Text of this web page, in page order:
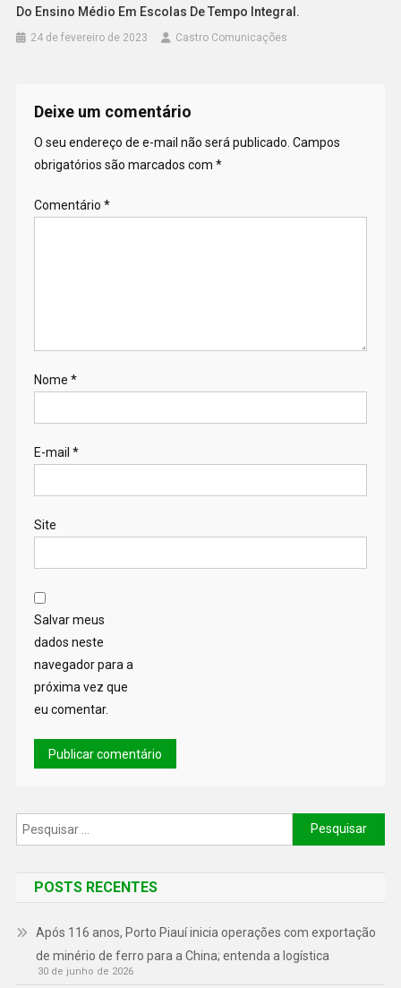
Do Ensino Médio Em Escolas De Tempo Integral.
24 de fevereiro de 2023 Castro Comunicações
Deixe um comentário
O seu endereço de e-mail não será publicado. Campos
obrigatórios são marcados com *
Comentário *
Nome *
E-mail *
Site
Salvar meus
dados neste
navegador para a
próxima vez que
eu comentar.
POSTS RECENTES
Após 116 anos, Porto Piauí inicia operações com exportação
de minério de ferro para a China; entenda a logística
30 de junho de 2026